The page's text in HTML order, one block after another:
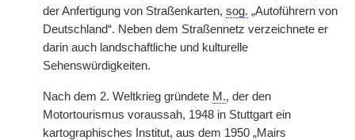
der Anfertigung von Straßenkarten, sog. „Autoführern von
Deutschland“. Neben dem Straßennetz verzeichnete er
darin auch landschaftliche und kulturelle
Sehenswürdigkeiten.
Nach dem 2. Weltkrieg gründete M., der den
Motortourismus voraussah, 1948 in Stuttgart ein
kartographisches Institut, aus dem 1950 „Mairs